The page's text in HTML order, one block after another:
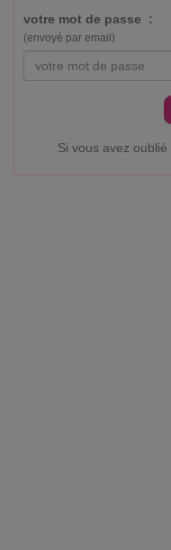
votre mot de passe :
(envoyé par email)
Si vous avez